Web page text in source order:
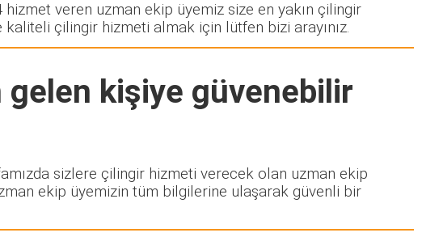
veren uzman ekip üyemiz size en yakın çilingir
çilingir hizmeti almak için lütfen bizi arayınız.
kişiye güvenebilir
sizlere çilingir hizmeti verecek olan uzman ekip
ekip üyemizin tüm bilgilerine ulaşarak güvenli bir